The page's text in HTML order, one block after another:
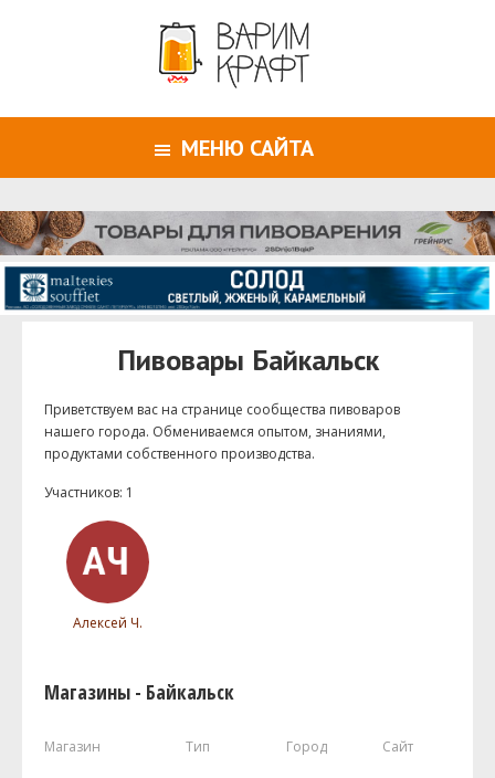
МЕНЮ САЙТА
Пивовары Байкальск
Приветствуем ваc на странице сообщества пивоваров
нашего города. Обмениваемся опытом, знаниями,
продуктами собственного производства.
Участников: 1
Алексей Ч.
Магазины - Байкальск
Магазин Тип Город Сайт